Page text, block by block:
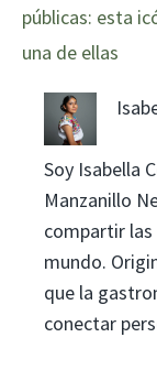
públicas: esta
una de ellas
Soy Isabella
Manzanillo
compartir las
mundo.
que la
conectar